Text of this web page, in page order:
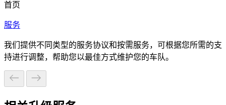
首页
服务
我们提供不同类型的服务协议和按需服务，可根据您所需的支
持进行调整，帮助您以最佳方式维护您的车队。